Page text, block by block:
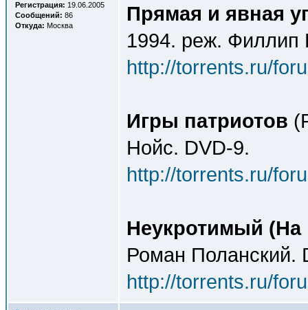
Регистрация: 19.06.2005
Сообщений: 86
Откуда: Москва
Прямая и явная
1994. реж. Филлип
http://torrents.ru/
Игры патриотов
Нойс. DVD-9.
http://torrents.ru/
Неукротимый (На
Роман Поланский.
http://torrents.ru/